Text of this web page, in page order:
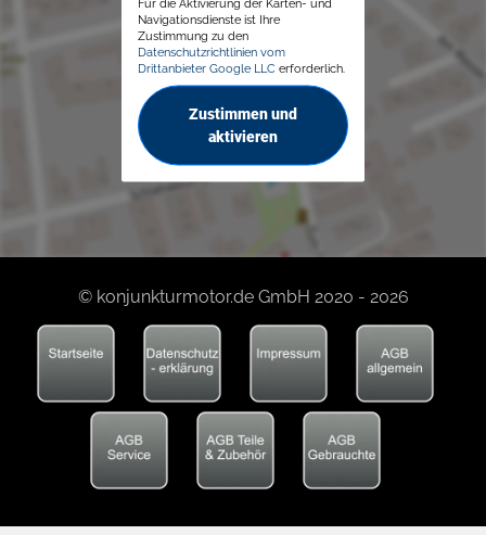
Navigationsdienste ist Ihre
Zustimmung zu den
Datenschutzrichtlinien vom
Drittanbieter Google LLC erforderlich.
Zustimmen und
aktivieren
© konjunkturmotor.de GmbH 2020 - 2026